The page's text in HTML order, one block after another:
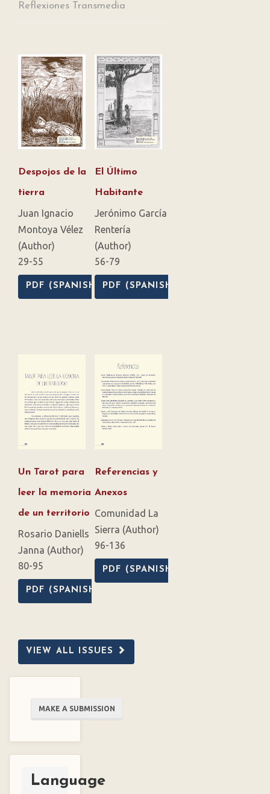
Reflexiones Transmedia
Despojos de la
tierra
Juan Ignacio
Montoya Vélez
(Author)
29-55
PDF (SPANISH)
El Último
Habitante
Jerónimo García
Rentería
(Author)
56-79
PDF (SPANISH)
Un Tarot para
leer la memoria
de un territorio
Rosario Daniells
Janna (Author)
80-95
PDF (SPANISH)
Referencias y
Anexos
Comunidad La
Sierra (Author)
96-136
PDF (SPANISH)
VIEW ALL ISSUES
Make
MAKE A SUBMISSION
Language